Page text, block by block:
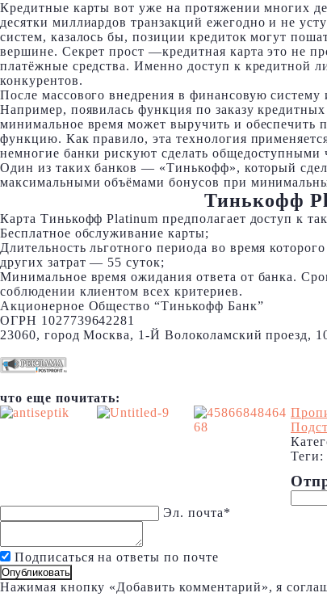
Кредитные карты вот уже на протяжении многих
десятки миллиардов транзакций ежегодно и не
систем, казалось бы, позиции кредиток могут
вершине. Секрет прост —кредитная карта это не
платёжные средства. Именно доступ к кредитной
конкурентов.
После массового внедрения в финансовую
Например, появилась функция по заказу
минимальное время может выручить и обеспечить
функцию. Как правило, эта технология
немногие банки рискуют сделать
Один из таких банков — «Тинькофф», который
максимальными объёмами бонусов при
Тинькофф
Карта Тинькофф Platinum предполагает доступ к
Бесплатное обслуживание карты;
Длительность льготного периода во время
других затрат — 55 суток;
Минимальное время ожидания ответа от банка.
соблюдении клиентом всех критериев.
Акционерное Общество “Тинькофф Банк”
ОГРН 1027739642281
23060, город Москва, 1-Й Волоколамский проезд,
что еще почитать:
Теги:
Эл. почта*
Подписаться на ответы по почте
Опубликовать
Нажимая кнопку «Добавить комментарий», я